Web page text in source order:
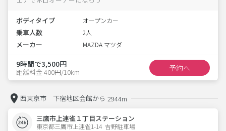
ボディタイプ オープンカー
乗車人数 2人
メーカー MAZDA マツダ
9時間で3,500円
距離料金 400円/10km 予約へ
西東京市 下宿地区会館から 2944m
三鷹市上連雀１丁目ステーション
東京都三鷹市上連雀1-14  吉野駐車場